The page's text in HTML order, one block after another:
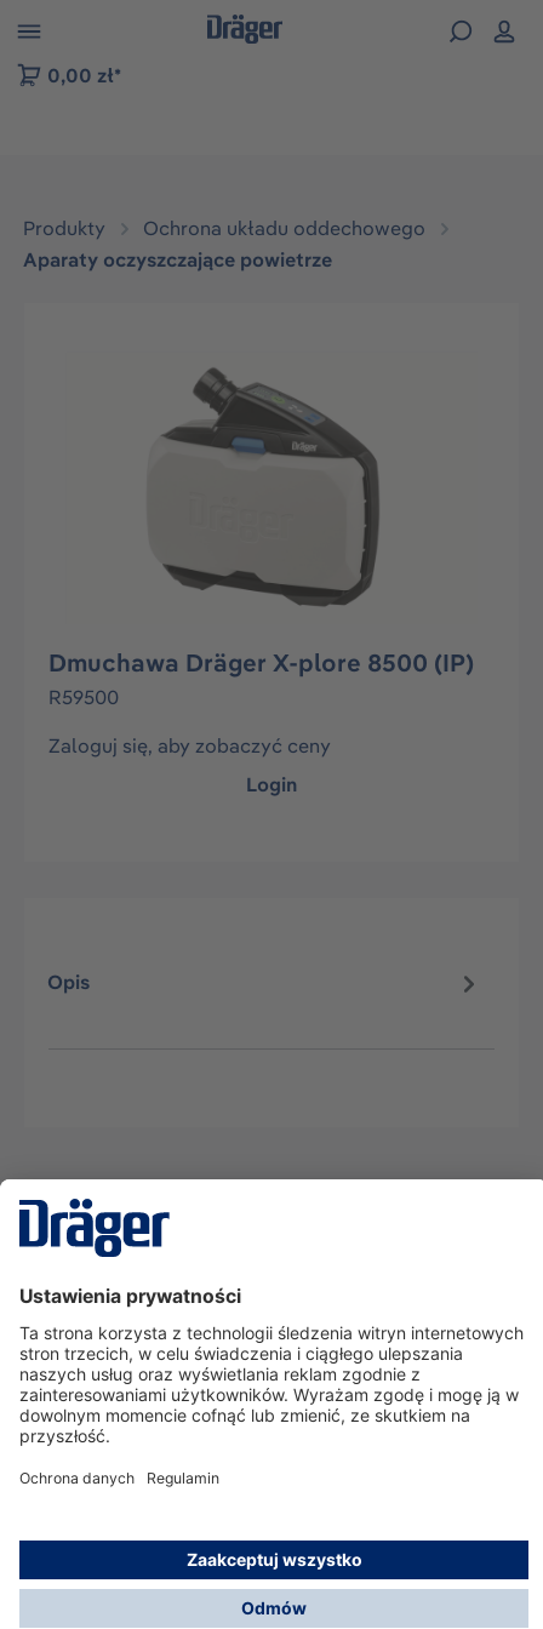
do nawigacji na platformie B2B
0,00 zł*
Produkty
Ochrona układu oddechowego
Aparaty oczyszczające powietrze
Pomiń galerię zdjęć
Dmuchawa Dräger X-plore 8500 (IP)
R59500
Zaloguj się, aby zobaczyć ceny
Login
Opis
Serwisowa linia hotline
O nas
Korzystanie ze sklepu
© Dräger Polska Sp. z o.o., 2025